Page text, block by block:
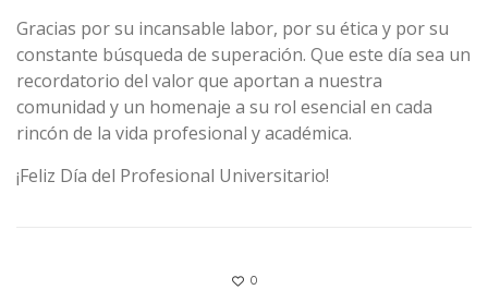
Gracias por su incansable labor, por su ética y por su
constante búsqueda de superación. Que este día sea un
recordatorio del valor que aportan a nuestra
comunidad y un homenaje a su rol esencial en cada
rincón de la vida profesional y académica.
¡Feliz Día del Profesional Universitario!
0